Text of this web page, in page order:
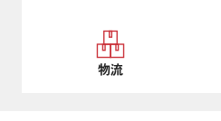
物流